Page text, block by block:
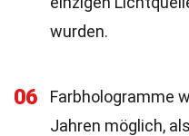
wurden.
06
Farbhologramme
Jahren möglich,